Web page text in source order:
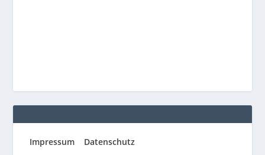
Impressum Datenschutz